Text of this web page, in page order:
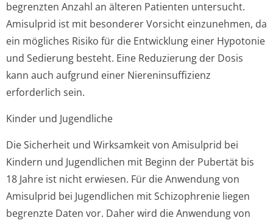
begrenzten Anzahl an älteren Patienten untersucht.
Amisulprid ist mit besonderer Vorsicht einzunehmen, da
ein mögliches Risiko für die Entwicklung einer Hypotonie
und Sedierung besteht. Eine Reduzierung der Dosis
kann auch aufgrund einer Niereninsuffizienz
erforderlich sein.
Kinder und Jugendliche
Die Sicherheit und Wirksamkeit von Amisulprid bei
Kindern und Jugendlichen mit Beginn der Pubertät bis
18 Jahre ist nicht erwiesen. Für die Anwendung von
Amisulprid bei Jugendlichen mit Schizophrenie liegen
begrenzte Daten vor. Daher wird die Anwendung von